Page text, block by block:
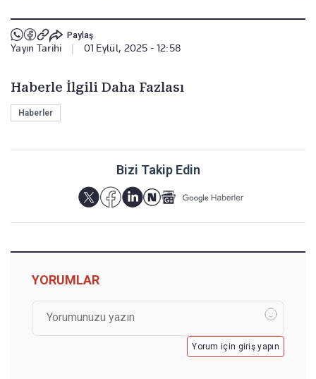
Paylaş
Yayın Tarihi 01 Eylül, 2025 - 12:58
Haberle İlgili Daha Fazlası
Haberler
Bizi Takip Edin
YORUMLAR
Yorum için giriş yapın